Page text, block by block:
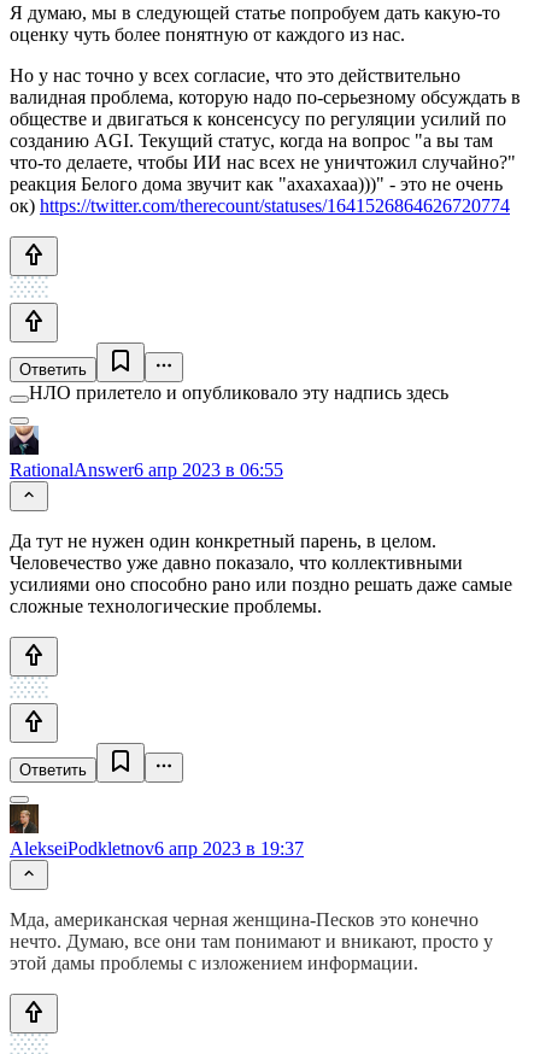
Я думаю, мы в следующей статье попробуем дать какую-то
оценку чуть более понятную от каждого из нас.
Но у нас точно у всех согласие, что это действительно
валидная проблема, которую надо по-серьезному обсуждать в
обществе и двигаться к консенсусу по регуляции усилий по
созданию AGI. Текущий статус, когда на вопрос "а вы там
что-то делаете, чтобы ИИ нас всех не уничтожил случайно?"
реакция Белого дома звучит как "ахахахаа)))" - это не очень
ок) https://twitter.com/therecount/statuses/1641526864626720774
Ответить
НЛО прилетело и опубликовало эту надпись здесь
RationalAnswer6 апр 2023 в 06:55
Да тут не нужен один конкретный парень, в целом.
Человечество уже давно показало, что коллективными
усилиями оно способно рано или поздно решать даже самые
сложные технологические проблемы.
Ответить
AlekseiPodkletnov6 апр 2023 в 19:37
Мда, американская черная женщина-Песков это конечно
нечто. Думаю, все они там понимают и вникают, просто у
этой дамы проблемы с изложением информации.